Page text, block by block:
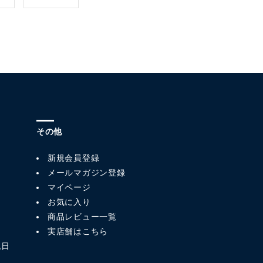
その他
新規会員登録
メールマガジン登録
マイページ
お気に入り
商品レビュー一覧
実店舗はこちら